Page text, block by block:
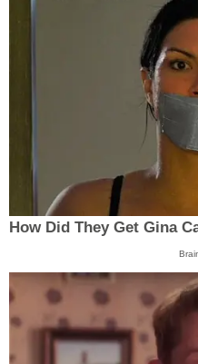
How Did They Get Gina